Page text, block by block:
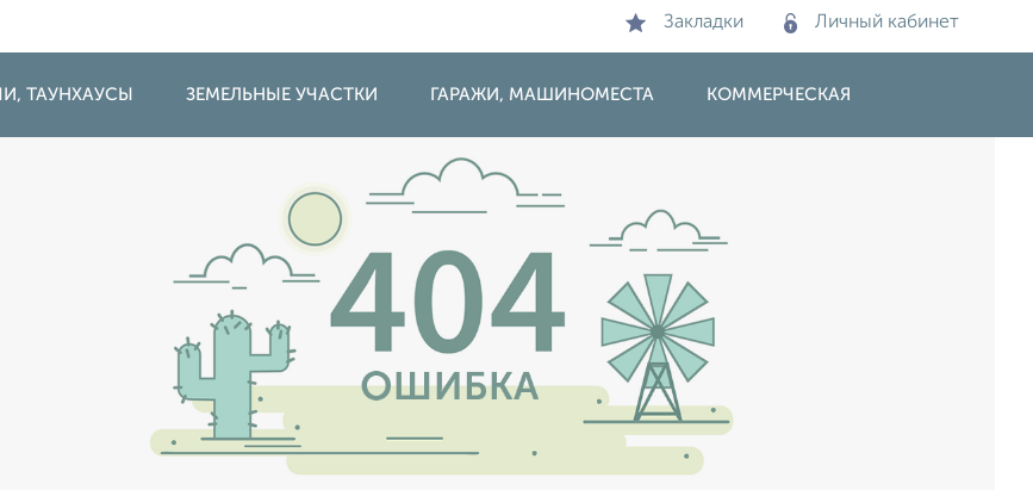
Закладки Личный кабинет
ТАУНХАУСЫ ЗЕМЕЛЬНЫЕ УЧАСТКИ ГАРАЖИ, МАШИНОМЕСТА КОММЕРЧЕСКАЯ